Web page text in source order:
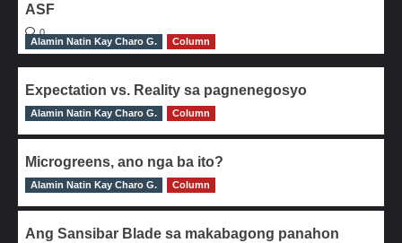
ASF
0
Alamin Natin Kay Charo G.
Column
Expectation vs. Reality sa pagnenegosyo
0
Alamin Natin Kay Charo G. Column
Microgreens, ano nga ba ito?
0
Alamin Natin Kay Charo G. Column
Ang Sansibar Blade sa makabagong panahon